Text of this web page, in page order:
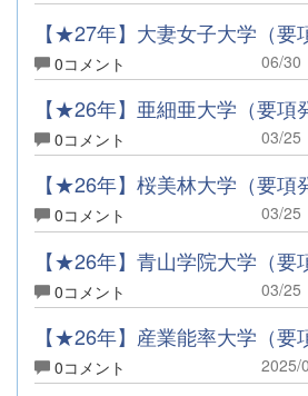
【★27年】大妻女子大学（要
0コメント 06/30
【★26年】亜細亜大学（要項
0コメント 03/25
【★26年】桜美林大学（要項
0コメント 03/25
【★26年】青山学院大学（要
0コメント 03/25
【★26年】産業能率大学（要
0コメント 2025/